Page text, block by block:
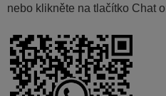
nebo klikněte na tlačítko Chat